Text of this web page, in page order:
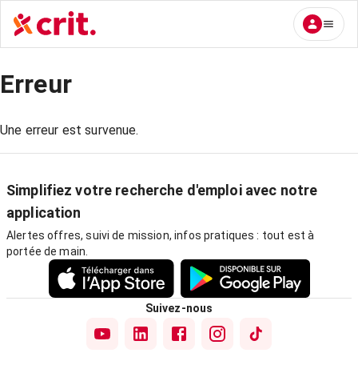
Erreur
Une erreur est survenue.
Simplifiez votre recherche d'emploi avec notre
application
Alertes offres, suivi de mission, infos pratiques : tout est à
portée de main.
Suivez-nous